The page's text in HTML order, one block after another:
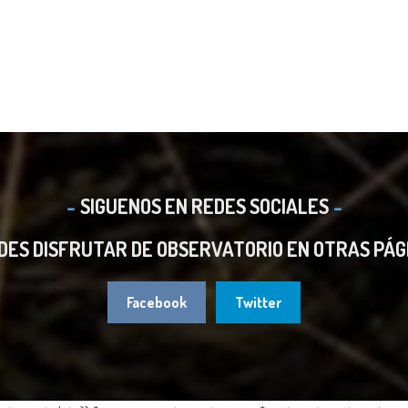
SIGUENOS EN REDES SOCIALES
DISFRUTAR DE OBSERVATORIO EN OTRAS
Facebook Twitter